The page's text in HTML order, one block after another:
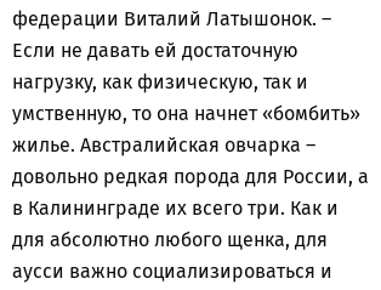
федерации Виталий Латышонок. –
Если не давать ей достаточную
нагрузку, как физическую, так и
умственную, то она начнет «бомбить»
жилье. Австралийская овчарка –
довольно редкая порода для России, а
в Калининграде их всего три. Как и
для абсолютно любого щенка, для
аусси важно социализироваться и